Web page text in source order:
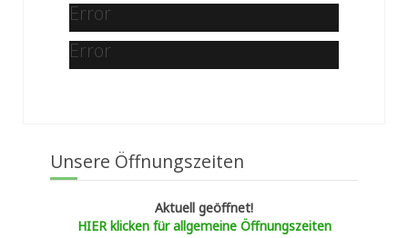
Error
Error
Unsere Öffnungszeiten
Aktuell geöffnet!
HIER klicken für allgemeine Öffnungszeiten